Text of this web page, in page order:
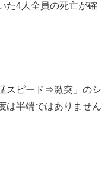
た4人全員の死亡が確
スピード⇒激突」のシ
は半端ではありません